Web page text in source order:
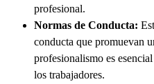
profesional.
Normas de Conducta:
conducta que promuevan
profesionalismo es
los trabajadores.